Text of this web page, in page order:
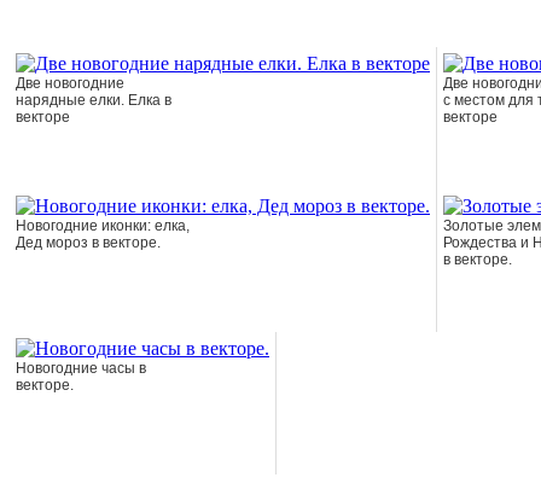
Две новогодние
нарядные елки. Елка в
векторе
Две
с местом для
векторе
Новогодние иконки: елка,
Дед мороз в векторе.
Золотые
Рождества и
в векторе.
Новогодние часы в
векторе.